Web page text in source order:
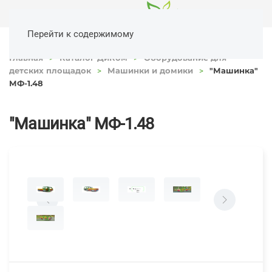
Перейти к содержимому
Главная Каталог ДиКом
Оборудование для
детских площадок
Машинки и домики
"Машинка"
МФ-1.48
"Машинка" МФ-1.48